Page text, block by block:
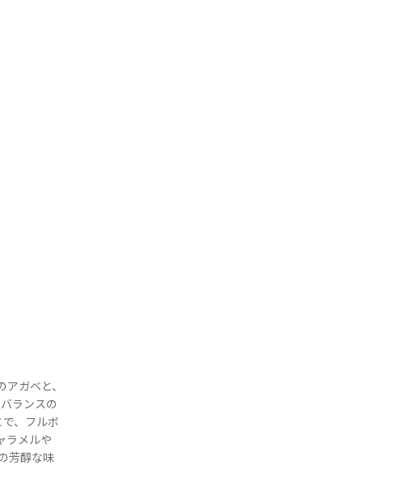
ガベと、
ランスの
、フルボ
ラメルや
芳醇な味